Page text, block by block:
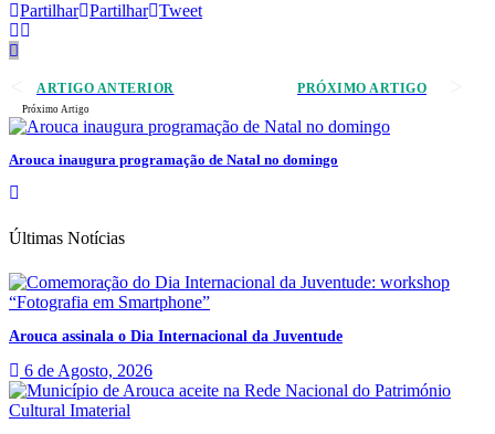
Partilhar Partilhar Tweet
ARTIGO ANTERIOR PRÓXIMO ARTIGO
Próximo Artigo
Arouca inaugura programação de Natal no domingo
Últimas Notícias
Arouca assinala o Dia Internacional da Juventude
6 de Agosto, 2026